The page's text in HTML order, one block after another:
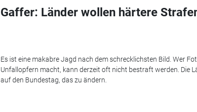
Gaffer: Länder wollen härtere
Es ist eine makabre Jagd nach dem schrecklichsten Bild. Wer
Unfallopfern macht, kann derzeit oft nicht bestraft werden. Die
auf den Bundestag, das zu ändern.